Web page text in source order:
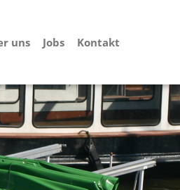
uns Jobs Kontakt